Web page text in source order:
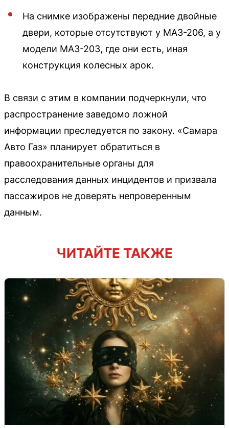
На снимке изображены передние двойные
двери, которые отсутствуют у МАЗ-206, а у
модели МАЗ-203, где они есть, иная
конструкция колесных арок.
В связи с этим в компании подчеркнули, что
распространение заведомо ложной
информации преследуется по закону. «Самара
Авто Газ» планирует обратиться в
правоохранительные органы для
расследования данных инцидентов и призвала
пассажиров не доверять непроверенным
данным.
ЧИТАЙТЕ ТАКЖЕ